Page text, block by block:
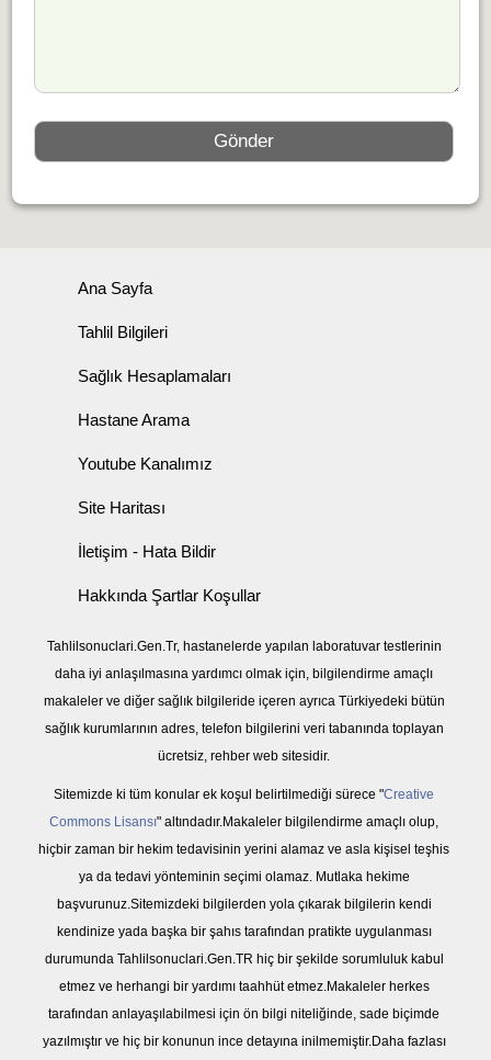
Ana Sayfa
Tahlil Bilgileri
Sağlık Hesaplamaları
Hastane Arama
Youtube Kanalımız
Site Haritası
İletişim - Hata Bildir
Hakkında Şartlar Koşullar
Tahlilsonuclari.Gen.Tr, hastanelerde yapılan laboratuvar testlerinin
daha iyi anlaşılmasına yardımcı olmak için, bilgilendirme amaçlı
makaleler ve diğer sağlık bilgileride içeren ayrıca Türkiyedeki bütün
sağlık kurumlarının adres, telefon bilgilerini veri tabanında toplayan
ücretsiz, rehber web sitesidir.
Sitemizde ki tüm konular ek koşul belirtilmediği sürece "Creative
Commons Lisansı" altındadır.Makaleler bilgilendirme amaçlı olup,
hiçbir zaman bir hekim tedavisinin yerini alamaz ve asla kişisel teşhis
ya da tedavi yönteminin seçimi olamaz. Mutlaka hekime
başvurunuz.Sitemizdeki bilgilerden yola çıkarak bilgilerin kendi
kendinize yada başka bir şahıs tarafından pratikte uygulanması
durumunda Tahlilsonuclari.Gen.TR hiç bir şekilde sorumluluk kabul
etmez ve herhangi bir yardımı taahhüt etmez.Makaleler herkes
tarafından anlayaşılabilmesi için ön bilgi niteliğinde, sade biçimde
yazılmıştır ve hiç bir konunun ince detayına inilmemiştir.Daha fazlası